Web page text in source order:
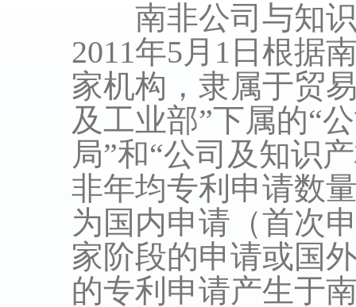
南非公司与知识
2011年5月1日根据
家机构，隶属于贸
及工业部”下属的“
局”和“公司及知识
非年均专利申请数
为国内申请（首次
家阶段的申请或国
的专利申请产生于